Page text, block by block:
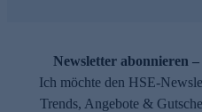
Newsletter abonnieren
Ich möchte den HSE-
Trends, Angebote &